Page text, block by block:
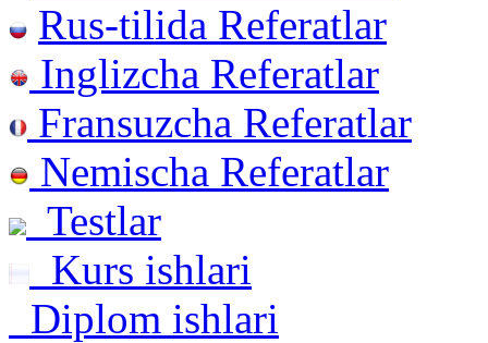
Rus-tilida Referatlar
Inglizcha Referatlar
Fransuzcha Referatlar
Nemischa Referatlar
Testlar
Kurs ishlari
Diplom ishlari